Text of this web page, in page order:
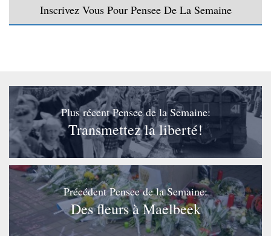
Inscrivez Vous Pour Pensee De La Semaine
Plus récent Pensee de la Semaine:
Transmettez la liberté!
Précédent Pensee de la Semaine:
Des fleurs à Maelbeek